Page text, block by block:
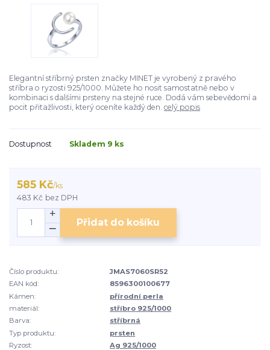
Elegantní stříbrný prsten značky MINET je vyrobený z pravého
stříbra o ryzosti 925/1000. Můžete ho nosit samostatně nebo v
kombinaci s dalšími prsteny na stejné ruce. Dodá vám sebevědomí a
pocit přitažlivosti, který oceníte každý den. celý popis
Dostupnost Skladem 9 ks
585 Kč/ks
483 Kč bez DPH
Přidat do košíku
Číslo produktu:
JMAS7060SR52
EAN kód:
8596300100677
Kámen:
přírodní perla
materiál:
stříbro 925/1000
Barva:
stříbrná
Typ produktu:
prsten
Ryzost:
Ag 925/1000